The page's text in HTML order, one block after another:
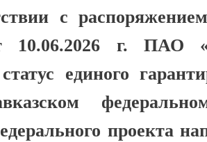
с
10.06.2026 г. ПАО
единого
проекта